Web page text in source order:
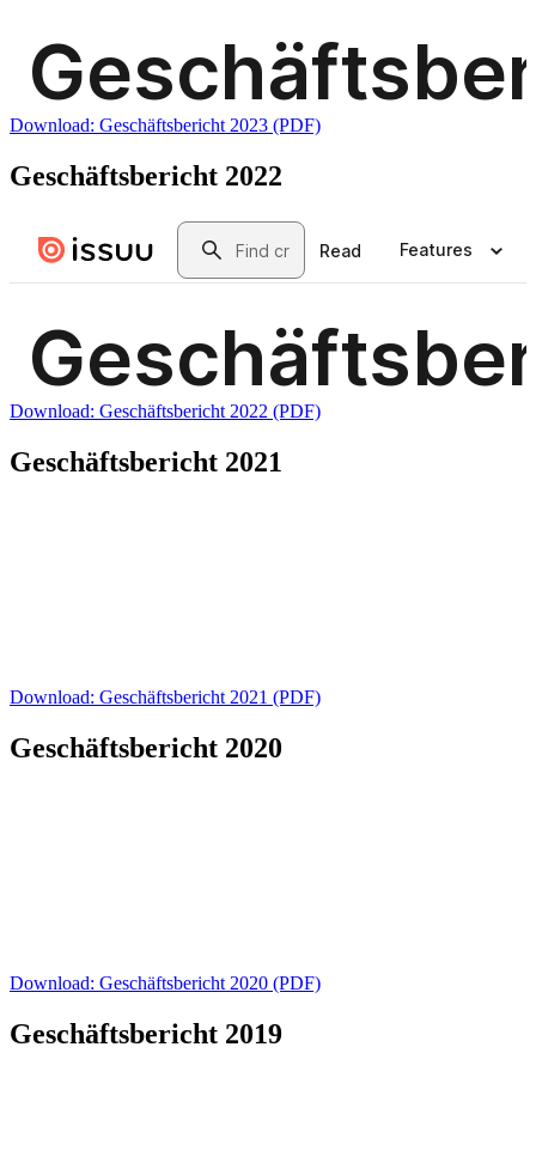
Download: Geschäftsbericht 2023 (PDF)
Geschäftsbericht 2022
Download: Geschäftsbericht 2022 (PDF)
Geschäftsbericht 2021
Download: Geschäftsbericht 2021 (PDF)
Geschäftsbericht 2020
Download: Geschäftsbericht 2020 (PDF)
Geschäftsbericht 2019